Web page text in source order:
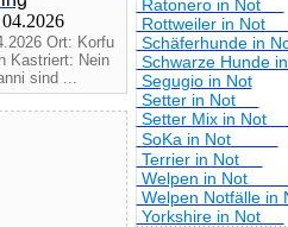
Ort: Korfu
Kastriert: Nein
sind ...
Ratonero in Not
Rottweiler in Not
Schäferhunde in
Schwarze Hunde
Segugio in Not
Setter in Not
Setter Mix in Not
SoKa in Not
Terrier in Not
Welpen in Not
Welpen Notfälle in
Yorkshire in Not